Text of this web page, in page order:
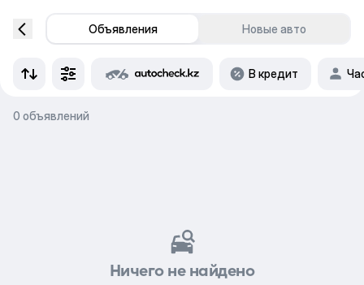
Объявления Новые авто
В кредит
0 объявлений
Ничего не найдено